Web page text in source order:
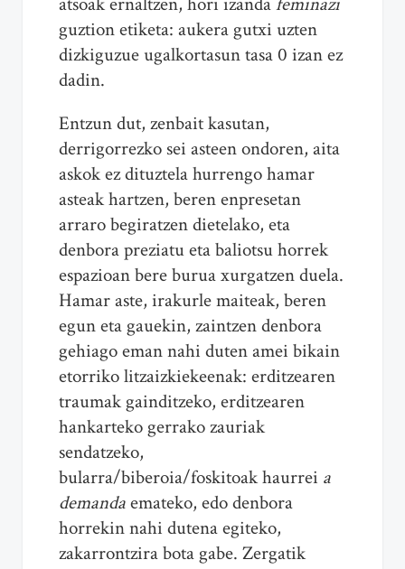
guztion etiketa: aukera gutxi uzten
dizkiguzue ugalkortasun tasa 0 izan ez
dadin.
Entzun dut, zenbait kasutan,
derrigorrezko sei asteen ondoren, aita
askok ez dituztela hurrengo hamar
asteak hartzen, beren enpresetan
arraro begiratzen dietelako, eta
denbora preziatu eta baliotsu horrek
espazioan bere burua xurgatzen duela.
Hamar aste, irakurle maiteak, beren
egun eta gauekin, zaintzen denbora
gehiago eman nahi duten amei bikain
etorriko litzaizkiekeenak: erditzearen
traumak gainditzeko, erditzearen
hankarteko gerrako zauriak
sendatzeko,
bularra/biberoia/foskitoak haurrei a
demandaemateko, edo denbora
horrekin nahi dutena egiteko,
zakarrontzira bota gabe. Zergatik